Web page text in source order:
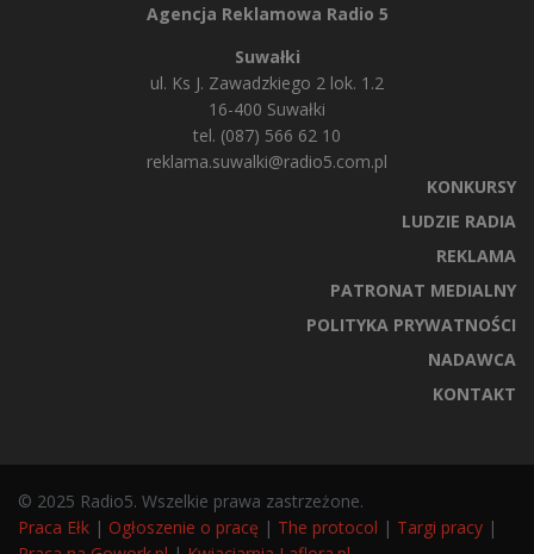
Agencja Reklamowa Radio 5
Suwałki
ul. Ks J. Zawadzkiego 2 lok. 1.2
16-400 Suwałki
tel. (087) 566 62 10
reklama.suwalki@radio5.com.pl
KONKURSY
LUDZIE RADIA
REKLAMA
PATRONAT MEDIALNY
POLITYKA PRYWATNOŚCI
NADAWCA
KONTAKT
© 2025 Radio5. Wszelkie prawa zastrzeżone.
Praca Ełk | Ogłoszenie o pracę | The protocol | Targi pracy |